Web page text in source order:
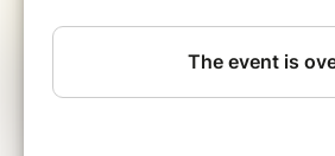
Es-tu prêt.e à découvrir cette
demeure toujours chaleureuse
Be